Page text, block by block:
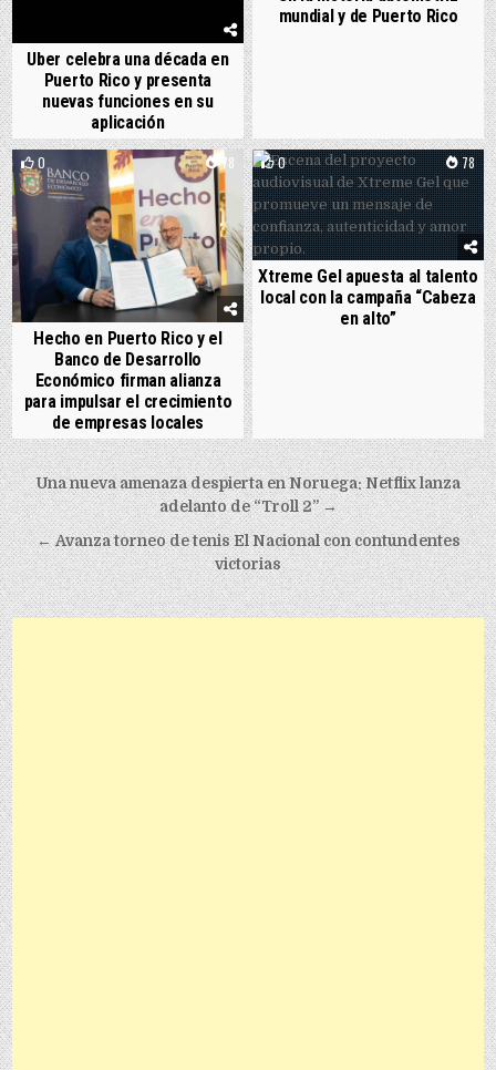
Uber celebra una década en
Puerto Rico y presenta
nuevas funciones en su
aplicación
mundial y de Puerto Rico
0 78
Hecho en Puerto Rico y el
Banco de Desarrollo
Económico firman alianza
para impulsar el crecimiento
de empresas locales
0 78
Xtreme Gel apuesta al talento
local con la campaña “Cabeza
en alto”
Post navigation
Una nueva amenaza despierta en Noruega: Netflix lanza
adelanto de “Troll 2” →
← Avanza torneo de tenis El Nacional con contundentes
victorias